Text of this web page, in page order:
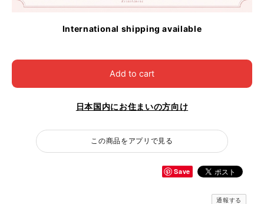
International shipping available
Add to cart
日本国内にお住まいの方向け
この商品をアプリで見る
Save
通報する